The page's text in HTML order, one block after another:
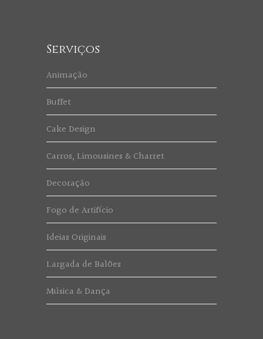
Serviços
Animação
Buffet
Cake Design
Carros, Limousines & Charret
Decoração
Fogo de Artifício
Ideias Originais
Largada de Balões
Música & Dança